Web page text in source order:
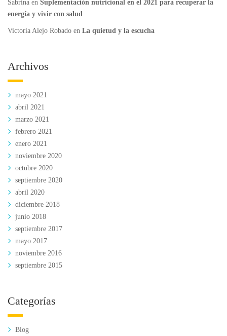
Sabrina en Suplementación nutricional en el 2021 para recuperar la
energía y vivir con salud
Victoria Alejo Robado en La quietud y la escucha
Archivos
mayo 2021
abril 2021
marzo 2021
febrero 2021
enero 2021
noviembre 2020
octubre 2020
septiembre 2020
abril 2020
diciembre 2018
junio 2018
septiembre 2017
mayo 2017
noviembre 2016
septiembre 2015
Categorías
Blog